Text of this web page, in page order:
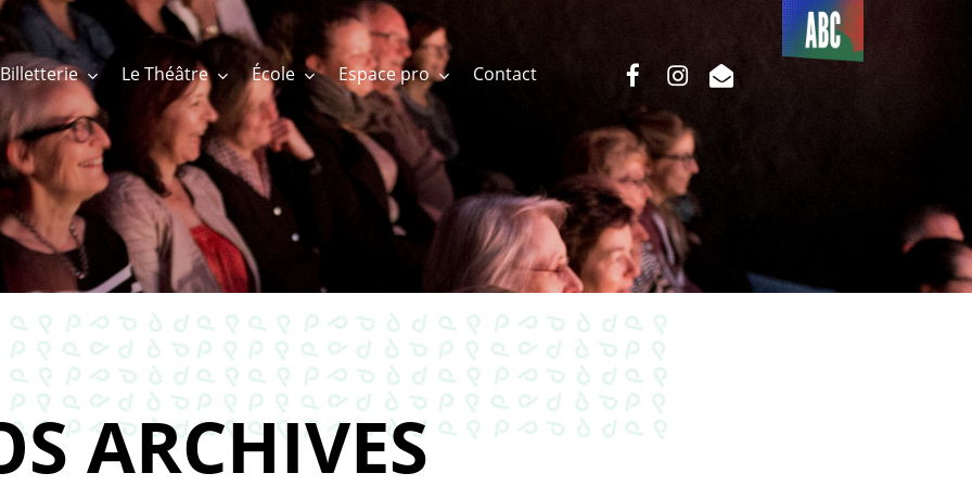
Billetterie Le Théâtre École Espace pro Contact
Du côté
de l’ABC
facebookinstagram
email
ARCHIVES